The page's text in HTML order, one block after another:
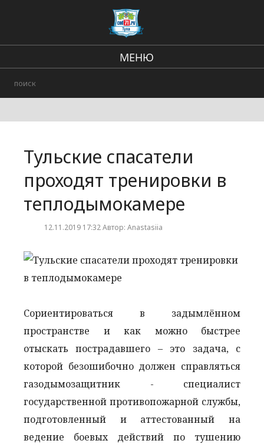
МЕНЮ
Городские события
Тульские спасатели
проходят тренировки в
теплодымокамере
12.11.2019 17:32 Автор: Anastasiia
Сориентироваться в задымлённом
пространстве и как можно быстрее
отыскать пострадавшего – это задача, с
которой безошибочно должен справляться
газодымозащитник - специалист
государственной противопожарной службы,
подготовленный и аттестованный на
ведение боевых действий по тушению